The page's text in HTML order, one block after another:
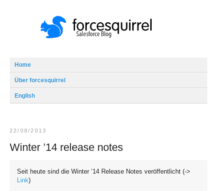
Home
Über forcesquirrel
English
22/08/2013
Winter ’14 release notes
Seit heute sind die Winter ’14 Release Notes veröffentlicht (->
Link)